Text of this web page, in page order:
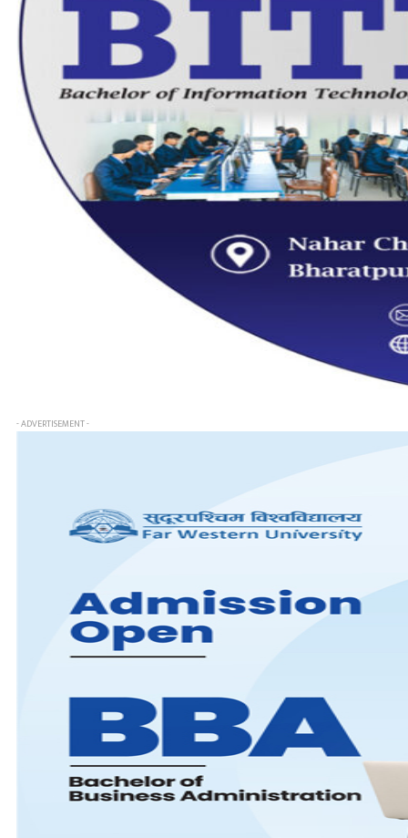
- ADVERTISEMENT -